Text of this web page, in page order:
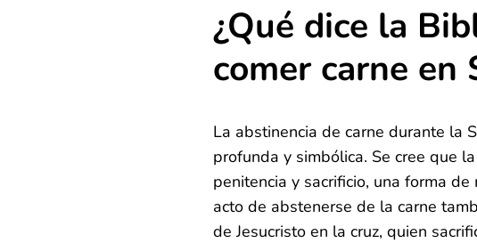
¿Qué dice la
comer carne en
La abstinencia de carne durante la
profunda y simbólica. Se cree que
penitencia y sacrificio, una forma
acto de abstenerse de la carne
de Jesucristo en la cruz, quien